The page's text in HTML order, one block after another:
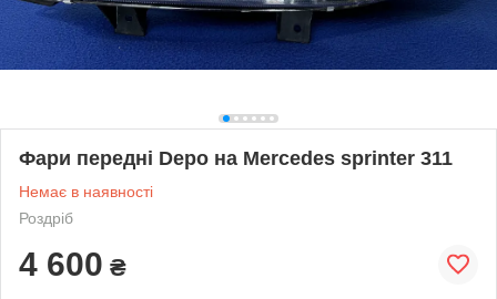
Фари передні Depo на Mercedes sprinter 311
Немає в наявності
Роздріб
4 600 ₴